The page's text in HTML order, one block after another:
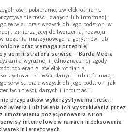
pobieranie, zwielokrotnianie,
treści, danych lub informacji
serwisu oraz wszystkich jego podstron, w
zmierzającej do tworzenia, rozwoju,
uczenia maszynowego, algorytmów lub
oraz wymaga uprzedniej,
administratora serwisu – Burda Media
wyraźnej i jednoznacznej zgody
pobierania, zwielokrotniania,
treści, danych lub informacji
serwisu oraz wszystkich jego podstron, jak
tych treści, danych i informacji.
przypadków wykorzystywania treści,
i ułatwienia ich wyszukiwania przez
umożliwienia pozycjonowania stron
internetowe w ramach indeksowania
internetowych